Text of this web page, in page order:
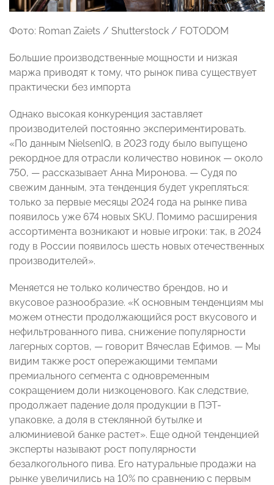
Фото: Roman Zaiets / Shutterstock / FOTODOM
Большие производственные мощности и низкая
маржа приводят к тому, что рынок пива существует
практически без импорта
Однако высокая конкуренция заставляет
производителей постоянно экспериментировать.
«По данным NielsenIQ, в 2023 году было выпущено
рекордное для отрасли количество новинок — около
750, — рассказывает Анна Миронова. — Судя по
свежим данным, эта тенденция будет укрепляться:
только за первые месяцы 2024 года на рынке пива
появилось уже 674 новых SKU. Помимо расширения
ассортимента возникают и новые игроки: так, в 2024
году в России появилось шесть новых отечественных
производителей».
Меняется не только количество брендов, но и
вкусовое разнообразие. «К основным тенденциям мы
можем отнести продолжающийся рост вкусового и
нефильтрованного пива, снижение популярности
лагерных сортов, — говорит Вячеслав Ефимов. — Мы
видим также рост опережающими темпами
премиального сегмента с одновременным
сокращением доли низкоценового. Как следствие,
продолжает падение доля продукции в ПЭТ-
упаковке, а доля в стеклянной бутылке и
алюминиевой банке растет». Еще одной тенденцией
эксперты называют рост популярности
безалкогольного пива. Его натуральные продажи на
рынке увеличились на 10% по сравнению с первым